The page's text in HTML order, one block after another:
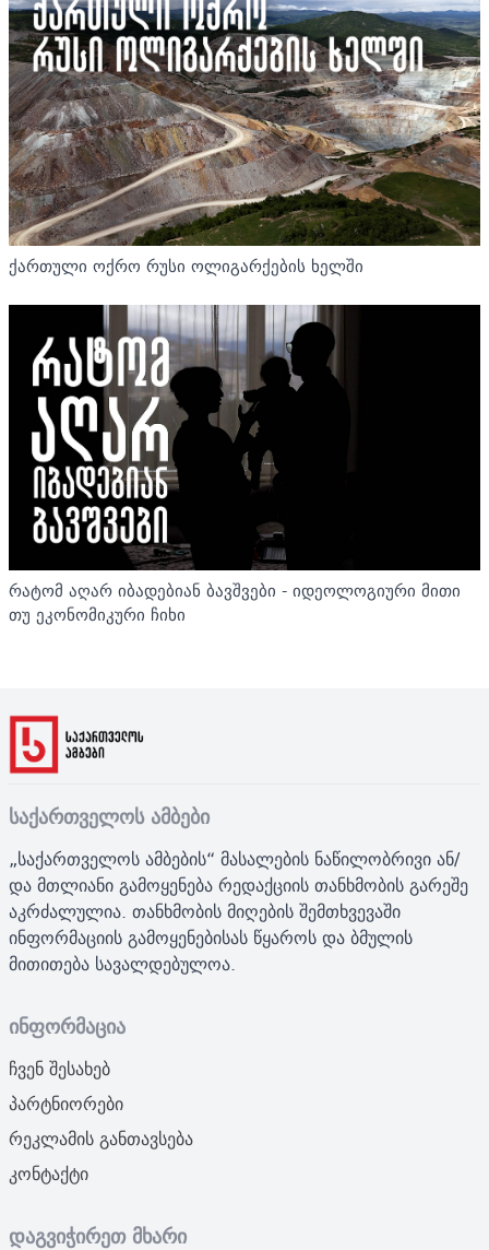
ქართული ოქრო რუსი ოლიგარქების ხელში
რატომ აღარ იბადებიან ბავშვები - იდეოლოგიური მითი
თუ ეკონომიკური ჩიხი
საქართველოს ამბები
„საქართველოს ამბების“ მასალების ნაწილობრივი ან/
და მთლიანი გამოყენება რედაქციის თანხმობის გარეშე
აკრძალულია. თანხმობის მიღების შემთხვევაში
ინფორმაციის გამოყენებისას წყაროს და ბმულის
მითითება სავალდებულოა.
ინფორმაცია
ჩვენ შესახებ
პარტნიორები
რეკლამის განთავსება
კონტაქტი
დაგვიჭირეთ მხარი